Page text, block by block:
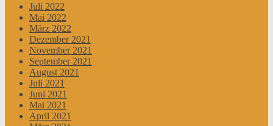
Juli 2022
Mai 2022
März 2022
Dezember 2021
November 2021
September 2021
August 2021
Juli 2021
Juni 2021
Mai 2021
April 2021